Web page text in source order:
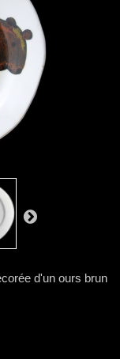
d'un ours brun